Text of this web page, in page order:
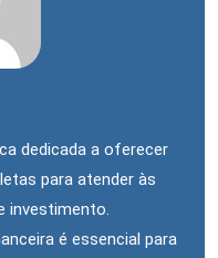
dedicada a oferecer
para atender às
investimento.
é essencial para